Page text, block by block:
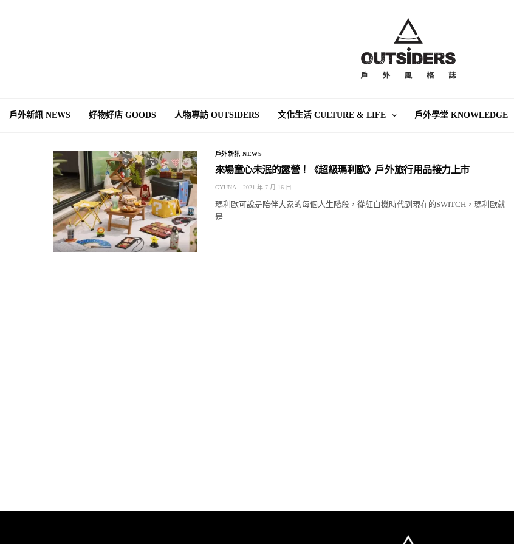
戶外新訊 NEWS 好物好店 GOODS 人物專訪 OUTSIDERS 文化生活 CULTURE & LIFE 戶外學堂 KNOWLEDGE
戶外新訊 NEWS
來場童心未泯的露營！《超級瑪利歐》戶外旅行用品接力上市
GYUNA 2021 年 7 月 16 日
瑪利歐可說是陪伴大家的每個人生階段，從紅白機時代到現在的SWITCH，瑪利歐就
是…